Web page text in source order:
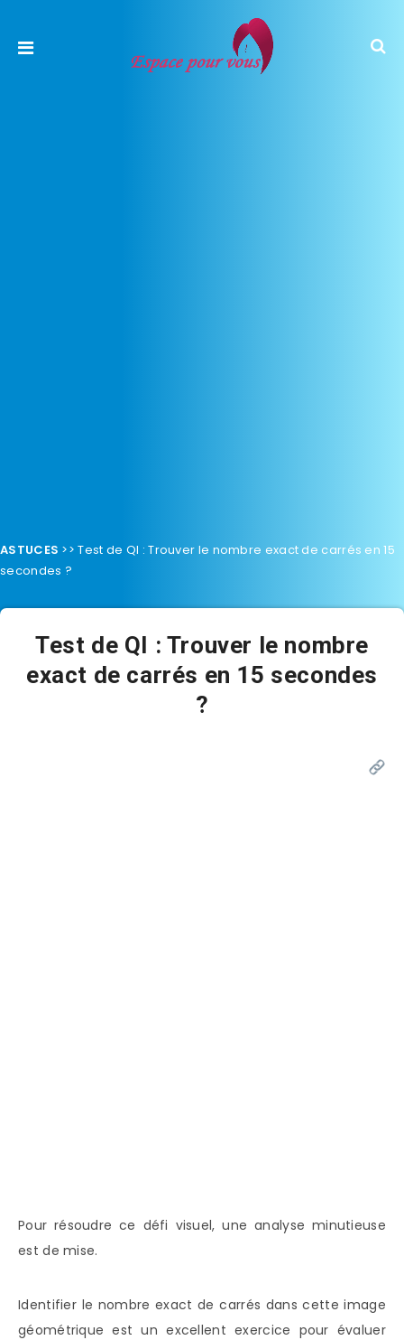
ASTUCES >>Test de QI : Trouver le nombre exact de carrés en 15
secondes ?
Test de QI : Trouver le nombre
exact de carrés en 15 secondes
?
Pour résoudre ce défi visuel, une analyse minutieuse
est de mise.
Identifier le nombre exact de carrés dans cette image
géométrique est un excellent exercice pour évaluer